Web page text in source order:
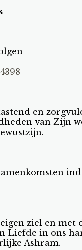
en
van Zijn
ziel en met
Liefde in ons
Ashram.